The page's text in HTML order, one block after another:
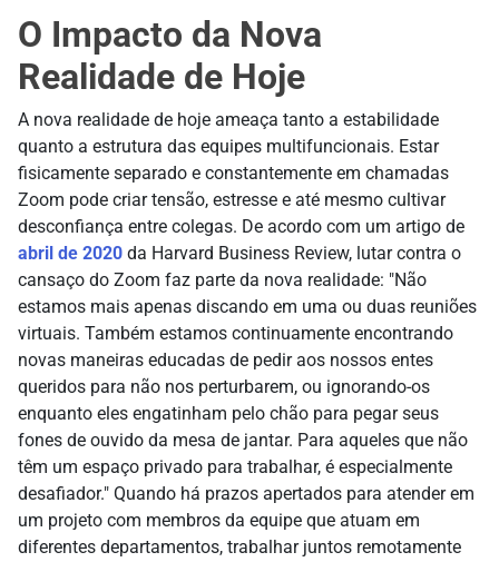
O Impacto da Nova
Realidade de Hoje
A nova realidade de hoje ameaça tanto a estabilidade
quanto a estrutura das equipes multifuncionais. Estar
fisicamente separado e constantemente em chamadas
Zoom pode criar tensão, estresse e até mesmo cultivar
desconfiança entre colegas. De acordo com um artigo de
abril de 2020 da Harvard Business Review, lutar contra o
cansaço do Zoom faz parte da nova realidade: "Não
estamos mais apenas discando em uma ou duas reuniões
virtuais. Também estamos continuamente encontrando
novas maneiras educadas de pedir aos nossos entes
queridos para não nos perturbarem, ou ignorando-os
enquanto eles engatinham pelo chão para pegar seus
fones de ouvido da mesa de jantar. Para aqueles que não
têm um espaço privado para trabalhar, é especialmente
desafiador." Quando há prazos apertados para atender em
um projeto com membros da equipe que atuam em
diferentes departamentos, trabalhar juntos remotamente